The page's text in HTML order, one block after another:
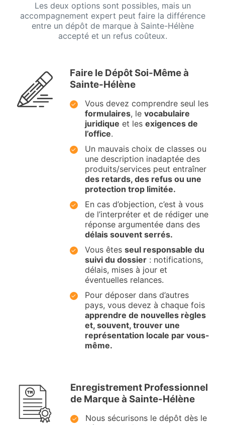
Les deux options sont possibles, mais un
accompagnement expert peut faire la différence
entre un dépôt de marque à Sainte-Hélène
accepté et un refus coûteux.
Faire le Dépôt Soi-Même à
Sainte-Hélène
Vous devez comprendre seul les
formulaires, le vocabulaire
juridique et les exigences de
l’office.
Un mauvais choix de classes ou
une description inadaptée des
produits/services peut entraîner
des retards, des refus ou une
protection trop limitée.
En cas d’objection, c’est à vous
de l’interpréter et de rédiger une
réponse argumentée dans des
délais souvent serrés.
Vous êtes seul responsable du
suivi du dossier : notifications,
délais, mises à jour et
éventuelles relances.
Pour déposer dans d’autres
pays, vous devez à chaque fois
apprendre de nouvelles règles
et, souvent, trouver une
représentation locale par vous-
même.
Enregistrement Professionnel
de Marque à Sainte-Hélène
Nous sécurisons le dépôt dès le